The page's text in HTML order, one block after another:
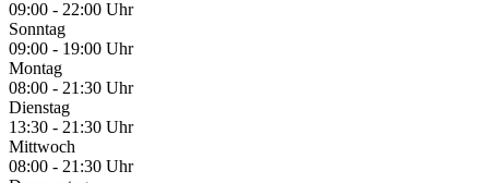
09:00 - 22:00 Uhr
Sonntag
09:00 - 19:00 Uhr
Montag
08:00 - 21:30 Uhr
Dienstag
13:30 - 21:30 Uhr
Mittwoch
08:00 - 21:30 Uhr